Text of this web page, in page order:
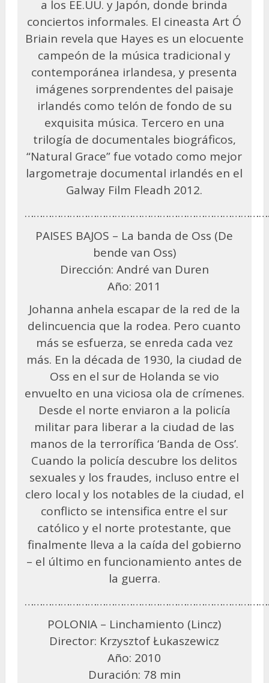
a los EE.UU. y Japón, donde brinda
conciertos informales. El cineasta Art Ó
Briain revela que Hayes es un elocuente
campeón de la música tradicional y
contemporánea irlandesa, y presenta
imágenes sorprendentes del paisaje
irlandés como telón de fondo de su
exquisita música. Tercero en una
trilogía de documentales biográficos,
“Natural Grace” fue votado como mejor
largometraje documental irlandés en el
Galway Film Fleadh 2012.
PAISES BAJOS – La banda de Oss (De
bende van Oss)
Dirección: André van Duren
Año: 2011
Johanna anhela escapar de la red de la
delincuencia que la rodea. Pero cuanto
más se esfuerza, se enreda cada vez
más. En la década de 1930, la ciudad de
Oss en el sur de Holanda se vio
envuelto en una viciosa ola de crímenes.
Desde el norte enviaron a la policía
militar para liberar a la ciudad de las
manos de la terrorífica ‘Banda de Oss’.
Cuando la policía descubre los delitos
sexuales y los fraudes, incluso entre el
clero local y los notables de la ciudad, el
conflicto se intensifica entre el sur
católico y el norte protestante, que
finalmente lleva a la caída del gobierno
– el último en funcionamiento antes de
la guerra.
POLONIA – Linchamiento (Lincz)
Director: Krzysztof Łukaszewicz
Año: 2010
Duración: 78 min